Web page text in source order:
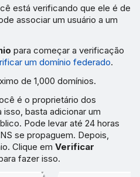
está verificando que ele é de
associar um usuário a um
para começar a verificação
um domínio federado.
de 1,000 domínios.
é o proprietário dos
isso, basta adicionar um
Pode levar até 24 horas
se propaguem. Depois,
Clique em Verificar
fazer isso.